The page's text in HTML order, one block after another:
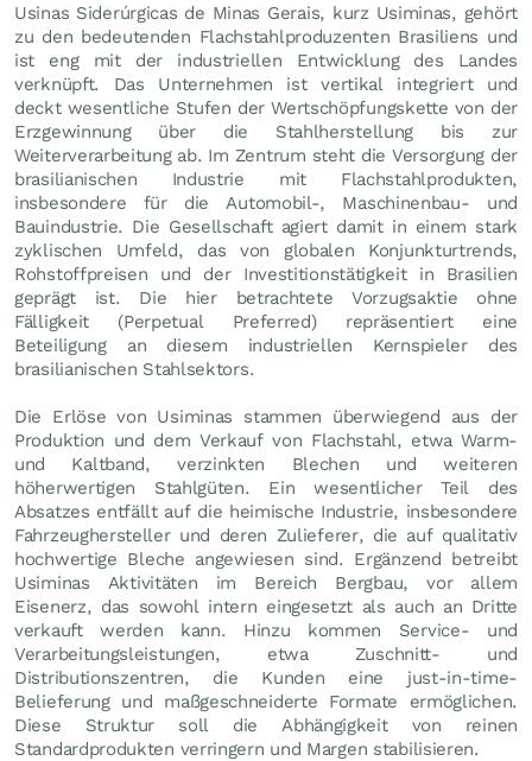
Usinas Siderúrgicas de Minas Gerais, kurz Usiminas, gehört
zu den bedeutenden Flachstahlproduzenten Brasiliens und
ist eng mit der industriellen Entwicklung des Landes
verknüpft. Das Unternehmen ist vertikal integriert und
deckt wesentliche Stufen der Wertschöpfungskette von der
Erzgewinnung über die Stahlherstellung bis zur
Weiterverarbeitung ab. Im Zentrum steht die Versorgung der
brasilianischen Industrie mit Flachstahlprodukten,
insbesondere für die Automobil-, Maschinenbau- und
Bauindustrie. Die Gesellschaft agiert damit in einem stark
zyklischen Umfeld, das von globalen Konjunkturtrends,
Rohstoffpreisen und der Investitionstätigkeit in Brasilien
geprägt ist. Die hier betrachtete Vorzugsaktie ohne
Fälligkeit (Perpetual Preferred) repräsentiert eine
Beteiligung an diesem industriellen Kernspieler des
brasilianischen Stahlsektors.
Die Erlöse von Usiminas stammen überwiegend aus der
Produktion und dem Verkauf von Flachstahl, etwa Warm-
und Kaltband, verzinkten Blechen und weiteren
höherwertigen Stahlgüten. Ein wesentlicher Teil des
Absatzes entfällt auf die heimische Industrie, insbesondere
Fahrzeughersteller und deren Zulieferer, die auf qualitativ
hochwertige Bleche angewiesen sind. Ergänzend betreibt
Usiminas Aktivitäten im Bereich Bergbau, vor allem
Eisenerz, das sowohl intern eingesetzt als auch an Dritte
verkauft werden kann. Hinzu kommen Service- und
Verarbeitungsleistungen, etwa Zuschnitt- und
Distributionszentren, die Kunden eine just-in-time-
Belieferung und maßgeschneiderte Formate ermöglichen.
Diese Struktur soll die Abhängigkeit von reinen
Standardprodukten verringern und Margen stabilisieren.